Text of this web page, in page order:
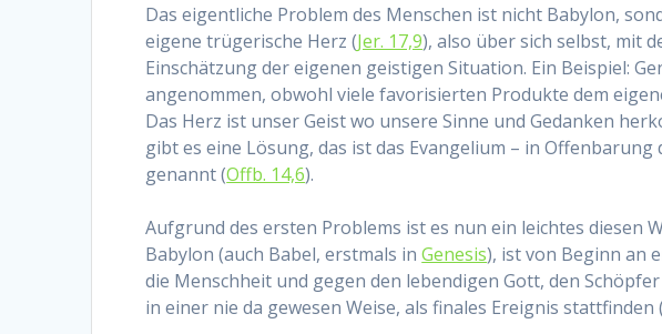
Das eigentliche Problem des Menschen ist nicht Babylon,
eigene trügerische Herz (Jer. 17,9), also über sich selbst, mit
Einschätzung der eigenen geistigen Situation. Ein Beispiel:
angenommen, obwohl viele favorisierten Produkte dem
Das Herz ist unser Geist wo unsere Sinne und Gedanken
gibt es eine Lösung, das ist das Evangelium – in Offenbarung
genannt (Offb. 14,6).
Aufgrund des ersten Problems ist es nun ein leichtes diesen
Babylon (auch Babel, erstmals inGenesis), ist von Beginn an
die Menschheit und gegen den lebendigen Gott, den
in einer nie da gewesen Weise, als finales Ereignis stattfinden